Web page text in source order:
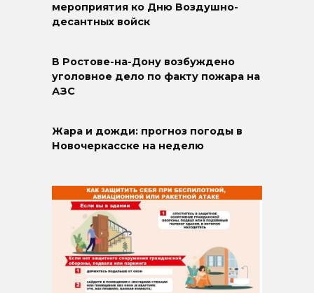
мероприятия ко Дню Воздушно-
десантных войск
В Ростове-на-Дону возбуждено
уголовное дело по факту пожара на
АЗС
Жара и дожди: прогноз погоды в
Новочеркасске на неделю